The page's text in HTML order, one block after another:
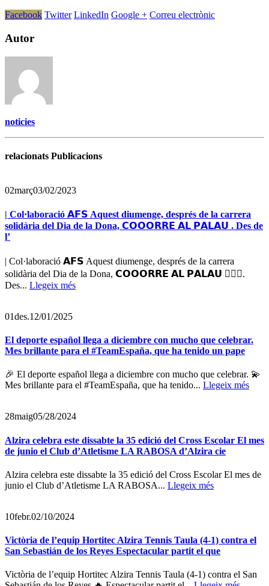
Facebook Twitter LinkedIn Google + Correu electrònic
Autor
noticies
relacionats Publicacions
02març03/02/2023
| Col·laboració 𝗔𝗙𝗦 Aquest diumenge, després de la carrera
solidària del Dia de la Dona, 𝗖𝗢𝗢𝗢𝗥𝗥𝗘 𝗔𝗟 𝗣𝗔𝗟𝗔𝗨 . Des de
l’
| Col·laboració 𝗔𝗙𝗦 Aquest diumenge, després de la carrera
solidària del Dia de la Dona, 𝗖𝗢𝗢𝗢𝗥𝗥𝗘 𝗔𝗟 𝗣𝗔𝗟𝗔𝗨 🏃🏼‍♀️.
Des... Llegeix més
01des.12/01/2025
El deporte español llega a diciembre con mucho que celebrar.
Mes brillante para el #TeamEspaña, que ha tenido un pape
🎉 El deporte español llega a diciembre con mucho que celebrar. 💫
Mes brillante para el #TeamEspaña, que ha tenido... Llegeix més
28maig05/28/2024
Alzira celebra este dissabte la 35 edició del Cross Escolar El mes
de junio el Club d’Atletisme LA RABOSA d’Alzira cie
Alzira celebra este dissabte la 35 edició del Cross Escolar El mes de
junio el Club d’Atletisme LA RABOSA... Llegeix més
10febr.02/10/2024
Victòria de l’equip Hortitec Alzira Tennis Taula (4-1) contra el
San Sebastián de los Reyes Espectacular partit el que
Victòria de l’equip Hortitec Alzira Tennis Taula (4-1) contra el San